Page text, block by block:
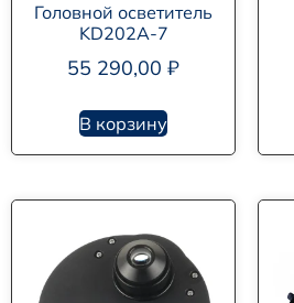
Головной осветитель
KD202A-7
55 290,00 ₽
В корзину